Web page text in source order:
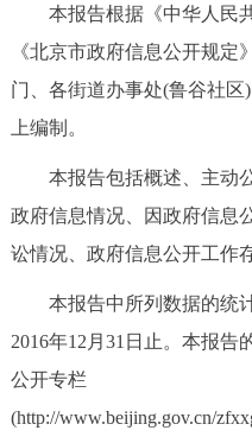
政策兑现 政
决策公开
政务服务
便民服务 利
中介服务
本报告根据《中华人民共
《北京市政府信息公开规
门、各街道办事处(鲁谷社
上编制。
本报告包括概述、主动公
政府信息情况、因政府信息
讼情况、政府信息公开工作
本报告中所列数据的统计
2016年12月31日止。本报告
公开专栏
(http://www.beijing.gov.cn/